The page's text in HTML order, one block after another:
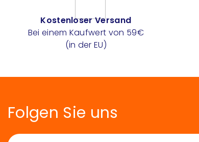
Kostenloser Versand
Bei einem Kaufwert von 59€
(in der EU)
Folgen Sie uns